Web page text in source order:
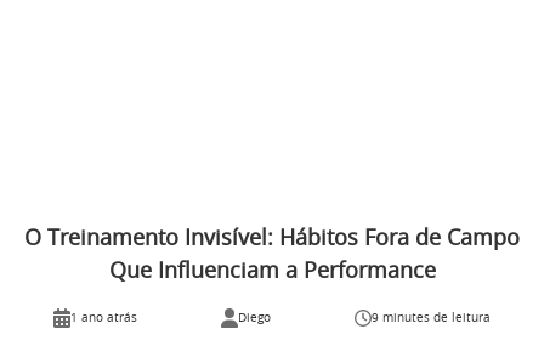
O Treinamento Invisível: Hábitos Fora de Campo
Que Influenciam a Performance
1 ano atrás Diego 9 minutes de leitura